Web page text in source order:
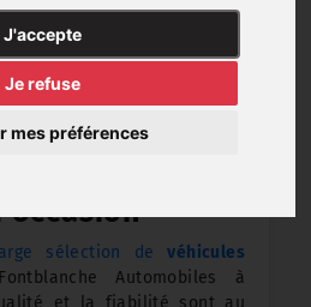
J'accepte
Je refuse
mes préférences
sélection devéhicules
Automobiles à
et la fiabilité sont au